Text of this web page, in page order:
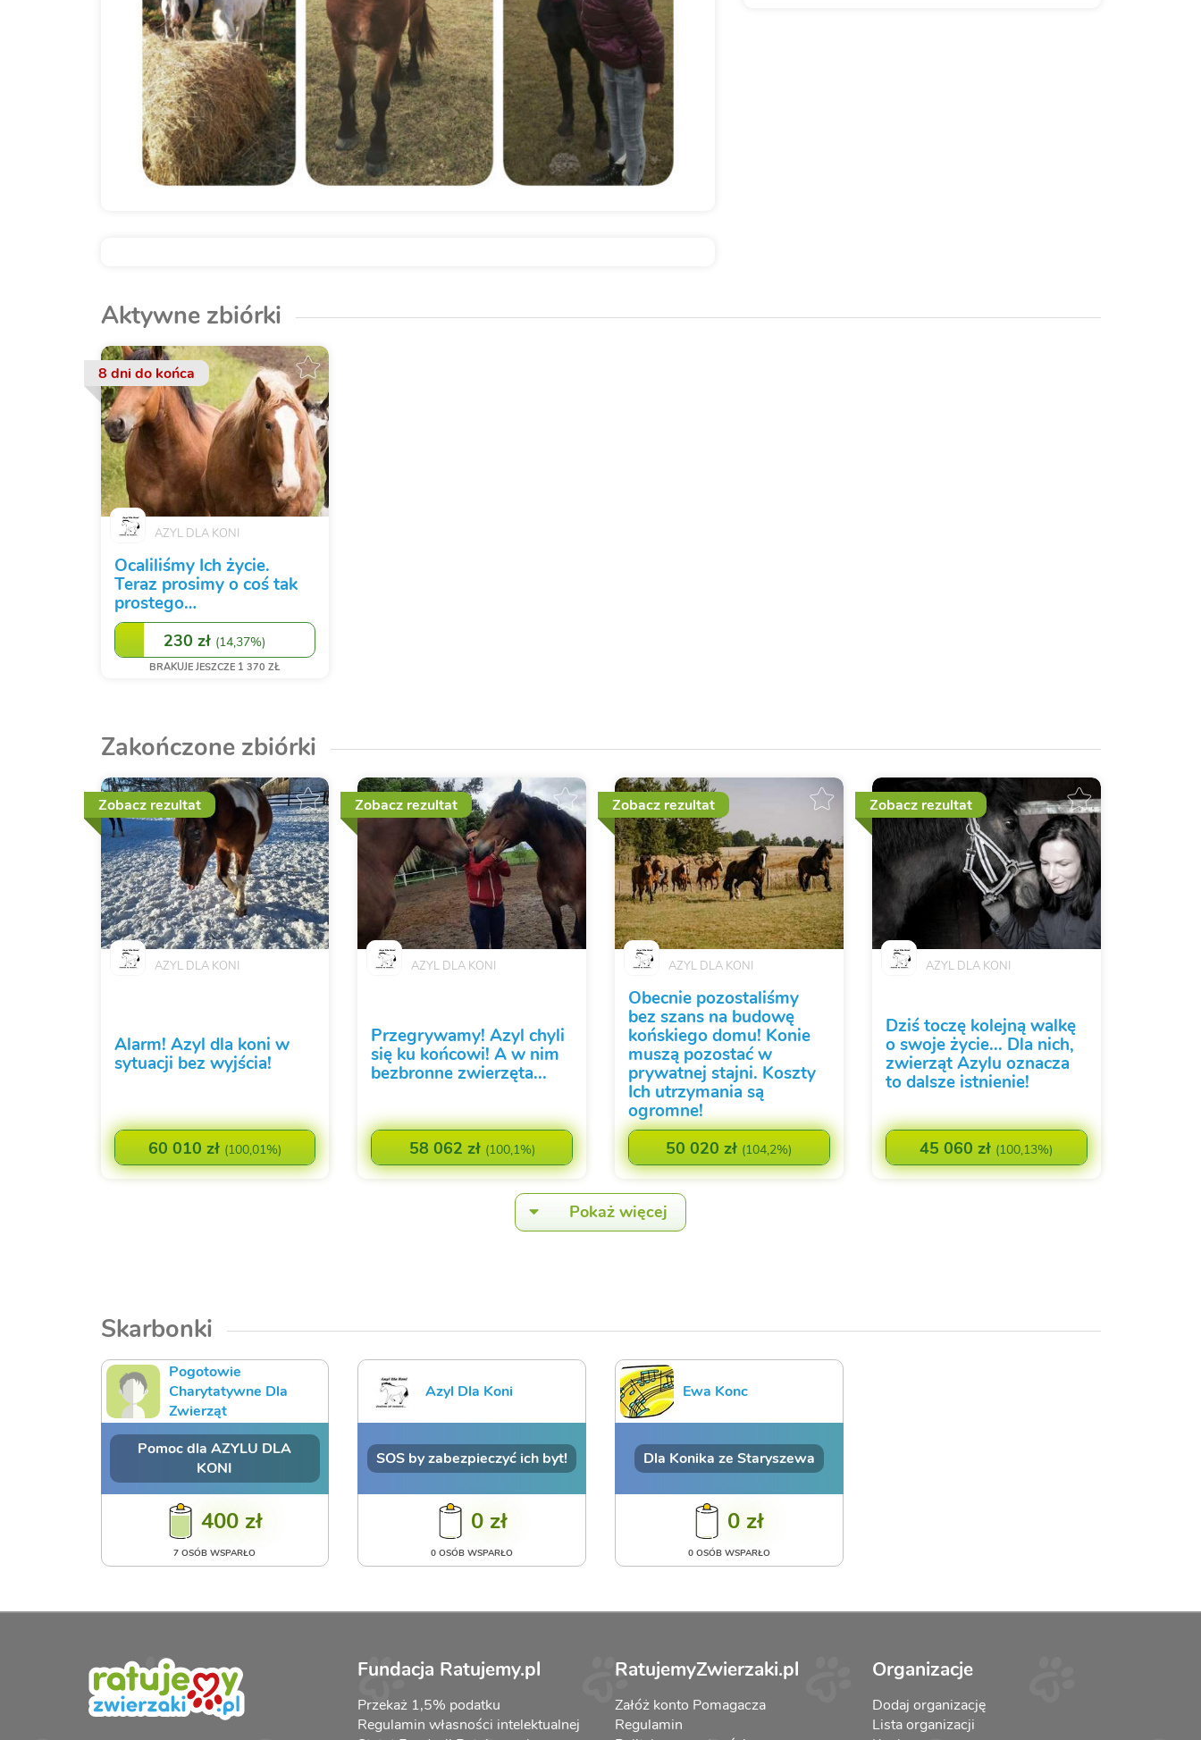
Aktywne zbiórki
8 dnido końca
AZYL DLA KONI
Ocaliliśmy Ich życie.
Teraz prosimy o coś tak
prostego…
230 zł (14,37%)
BRAKUJE JESZCZE 1 370 ZŁ
Zakończone zbiórki
Zobacz rezultat
AZYL DLA KONI
Alarm! Azyl dla koni w
sytuacji bez wyjścia!
60 010 zł (100,01%)
Zobacz rezultat
AZYL DLA KONI
Przegrywamy! Azyl chyli
się ku końcowi! A w nim
bezbronne zwierzęta...
58 062 zł (100,1%)
Zobacz rezultat
AZYL DLA KONI
Obecnie pozostaliśmy
bez szans na budowę
końskiego domu! Konie
muszą pozostać w
prywatnej stajni. Koszty
Ich utrzymania są
ogromne!
50 020 zł (104,2%)
Zobacz rezultat
AZYL DLA KONI
Dziś toczę kolejną walkę
o swoje życie... Dla nich,
zwierząt Azylu oznacza
to dalsze istnienie!
45 060 zł (100,13%)
Pokaż więcej
Skarbonki
Pogotowie
Charytatywne Dla
Zwierząt
Pomoc dla AZYLU DLA
KONI
400 zł
7 OSÓB WSPARŁO
Azyl Dla Koni
SOS by zabezpieczyć ich byt!
0 zł
0 OSÓB WSPARŁO
Ewa Konc
Dla Konika ze Staryszewa
0 zł
0 OSÓB WSPARŁO
Fundacja Ratujemy.pl
Przekaż 1,5% podatku
Regulamin własności intelektualnej
RatujemyZwierzaki.pl
Załóż konto Pomagacza
Regulamin
Organizacje
Dodaj organizację
Lista organizacji